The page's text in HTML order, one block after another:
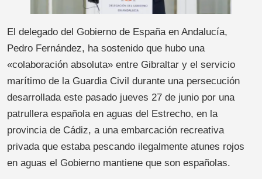
El delegado del Gobierno de España en Andalucía,
Pedro Fernández, ha sostenido que hubo una
«colaboración absoluta» entre Gibraltar y el servicio
marítimo de la Guardia Civil durante una persecución
desarrollada este pasado jueves 27 de junio por una
patrullera española en aguas del Estrecho, en la
provincia de Cádiz, a una embarcación recreativa
privada que estaba pescando ilegalmente atunes rojos
en aguas el Gobierno mantiene que son españolas.